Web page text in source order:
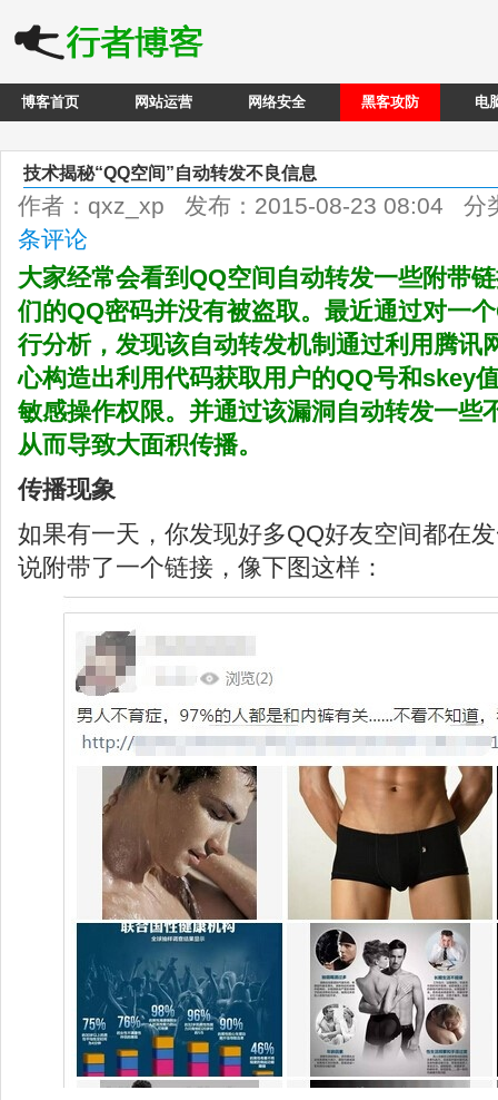
博客首页 网站运营 网络安全 黑客攻防 电
技术揭秘“QQ空间”自动转发不良信息
作者：qxz_xp 发布：2015-08-23 08:04 分
条评论
大家经常会看到QQ空间自动转发一些附带
们的QQ密码并没有被盗取。最近通过对一
行分析，发现该自动转发机制通过利用腾讯
心构造出利用代码获取用户的QQ号和skey
敏感操作权限。并通过该漏洞自动转发一些
从而导致大面积传播。
传播现象
如果有一天，你发现好多QQ好友空间都在
说附带了一个链接，像下图这样：